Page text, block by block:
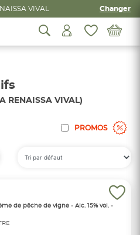
VIVAL Changer
RENAISSA VIVAL)
PROMOS
de pêche de vigne - Alc. 15% vol. -